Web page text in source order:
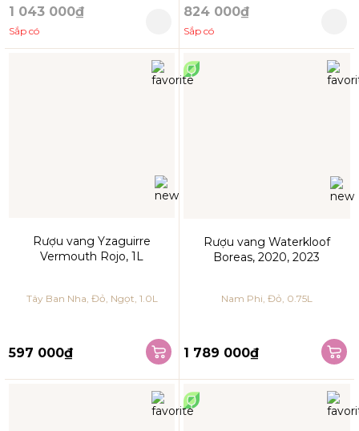
1 043 000₫
Sắp có
824 000₫
Sắp có
Rượu vang Yzaguirre
Vermouth Rojo, 1L
Tây Ban Nha, Đỏ, Ngọt, 1.0L
597 000₫
Rượu vang Waterkloof
Boreas, 2020, 2023
Nam Phi, Đỏ, 0.75L
1 789 000₫